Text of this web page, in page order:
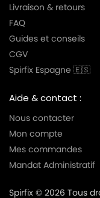
Livraison & retours
FAQ
Guides et conseils
CGV
Spirfix Espagne 🇪🇸
Aide & contact :
Nous contacter
Mon compte
Mes commandes
Mandat Administratif
Spirfix © 2026 Tous